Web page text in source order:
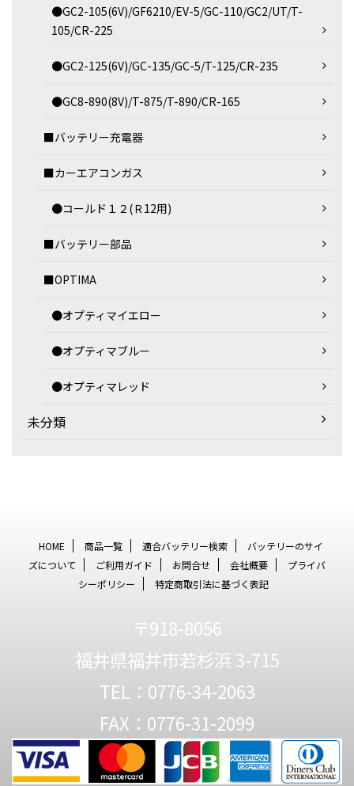
●GC2-105(6V)/GF6210/EV-5/GC-110/GC2/UT/T-
105/CR-225
●GC2-125(6V)/GC-135/GC-5/T-125/CR-235
●GC8-890(8V)/T-875/T-890/CR-165
■バッテリー充電器
■カーエアコンガス
●コールド１２(Ｒ12用)
■バッテリー部品
■OPTIMA
●オプティマイエロー
●オプティマブルー
●オプティマレッド
未分類
HOME 商品一覧 適合バッテリー検索
バッテリーのサイ
ズについて
ご利用ガイド お問合せ 会社概要
プライバ
シーポリシー
特定商取引法に基づく表記
〒918-8056
福井県福井市若杉浜 3-715
TEL：0776-34-2063
FAX：0776-31-2099